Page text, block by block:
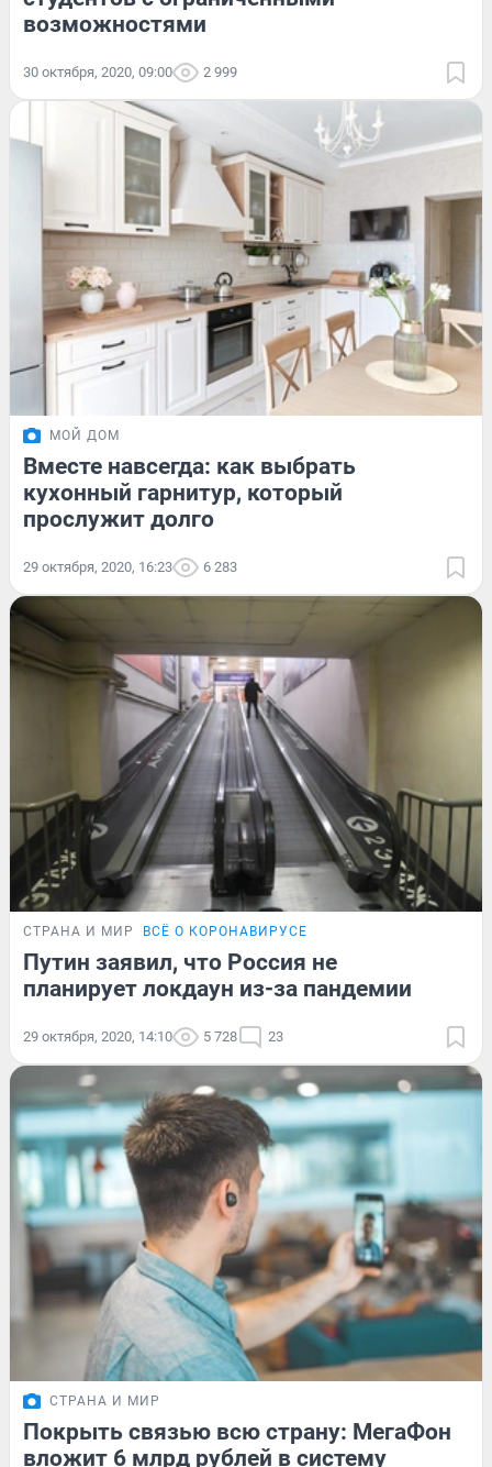
возможностями
30 октября, 2020, 09:00 2 999
МОЙ ДОМ
Вместе навсегда: как выбрать
кухонный гарнитур, который
прослужит долго
29 октября, 2020, 16:23 6 283
СТРАНА И МИР ВСЁ О КОРОНАВИРУСЕ
Путин заявил, что Россия не
планирует локдаун из-за пандемии
29 октября, 2020, 14:10 5 728 23
СТРАНА И МИР
Покрыть связью всю страну: МегаФон
вложит 6 млрд рублей в систему